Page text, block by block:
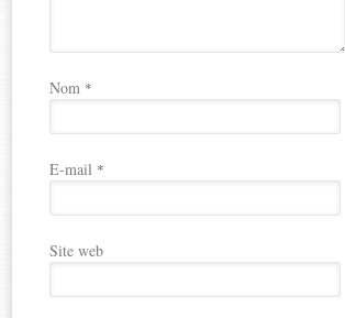
Nom *
E-mail *
Site web